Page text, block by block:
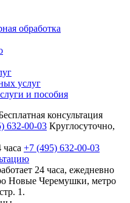
обработка
услуг
и пособия
консультация
632-00-03 Круглосуточно,
часа +7 (495) 632-00-03
24 часа, ежедневно
Новые Черемушки, метро
1.